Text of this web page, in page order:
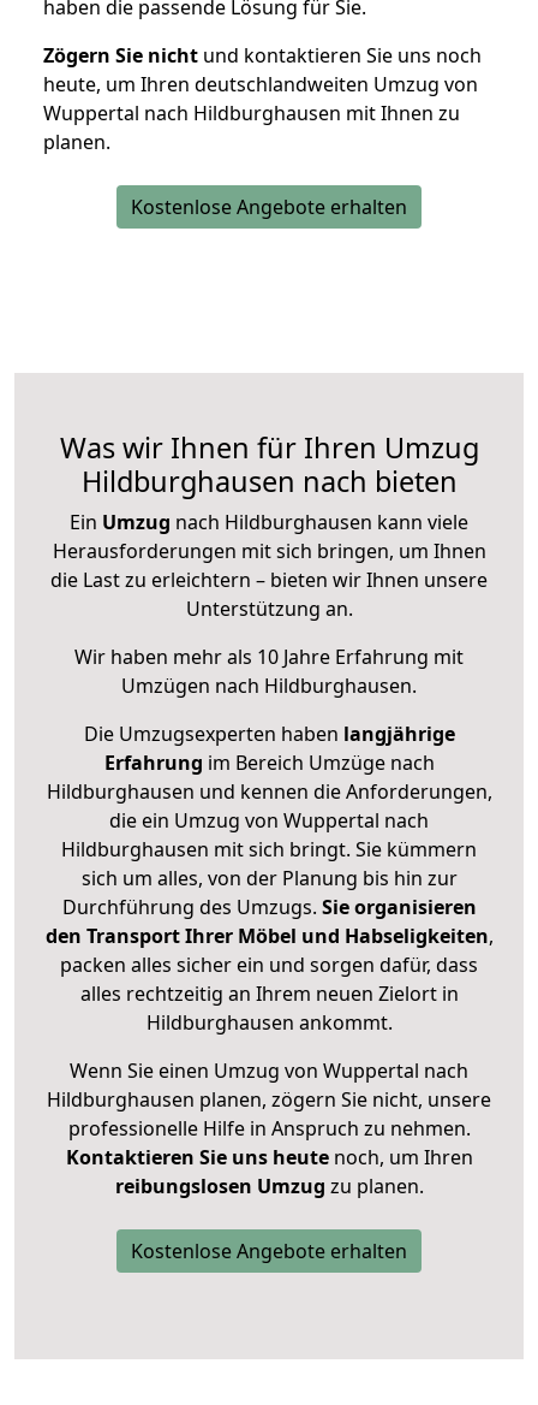
haben die passende Lösung für Sie.
Zögern Sie nicht und kontaktieren Sie uns noch
heute, um Ihren deutschlandweiten Umzug von
Wuppertal nach Hildburghausen mit Ihnen zu
planen.
Kostenlose Angebote erhalten
Was wir Ihnen für Ihren Umzug
Hildburghausen nach bieten
Ein Umzug nach Hildburghausen kann viele
Herausforderungen mit sich bringen, um Ihnen
die Last zu erleichtern – bieten wir Ihnen unsere
Unterstützung an.
Wir haben mehr als 10 Jahre Erfahrung mit
Umzügen nach Hildburghausen.
Die Umzugsexperten haben langjährige
Erfahrung im Bereich Umzüge nach
Hildburghausen und kennen die Anforderungen,
die ein Umzug von Wuppertal nach
Hildburghausen mit sich bringt. Sie kümmern
sich um alles, von der Planung bis hin zur
Durchführung des Umzugs. Sie organisieren
den Transport Ihrer Möbel und Habseligkeiten,
packen alles sicher ein und sorgen dafür, dass
alles rechtzeitig an Ihrem neuen Zielort in
Hildburghausen ankommt.
Wenn Sie einen Umzug von Wuppertal nach
Hildburghausen planen, zögern Sie nicht, unsere
professionelle Hilfe in Anspruch zu nehmen.
Kontaktieren Sie uns heutenoch, um Ihren
reibungslosen Umzug zu planen.
Kostenlose Angebote erhalten